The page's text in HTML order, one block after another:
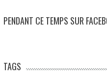
PENDANT CE TEMPS SUR
TAGS